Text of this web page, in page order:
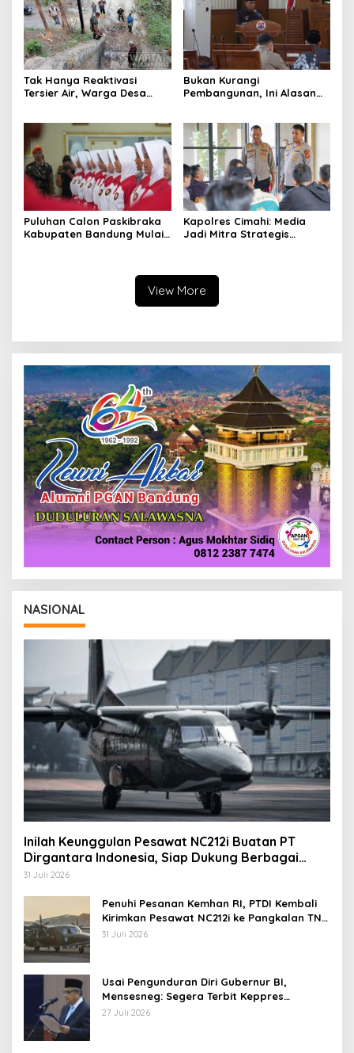
Tak Hanya Reaktivasi
Tersier Air, Warga Desa
Bukan Kurangi
Pembangunan, Ini Alasan
Daerah
Puluhan Calon Paskibraka
Kabupaten Bandung Mulai
Kapolres Cimahi: Media
Jadi Mitra Strategis
View More
NASIONAL
Inilah Keunggulan Pesawat NC212i Buatan PT
Dirgantara Indonesia, Siap Dukung Berbagai
Operasi TNI
31 Juli 2026
Penuhi Pesanan Kemhan RI, PTDI Kembali
Kirimkan Pesawat NC212i ke Pangkalan TNI
AU
31 Juli 2026
Usai Pengunduran Diri Gubernur BI,
Mensesneg: Segera Terbit Keppres
Pemberhentian dengan Hormat
27 Juli 2026